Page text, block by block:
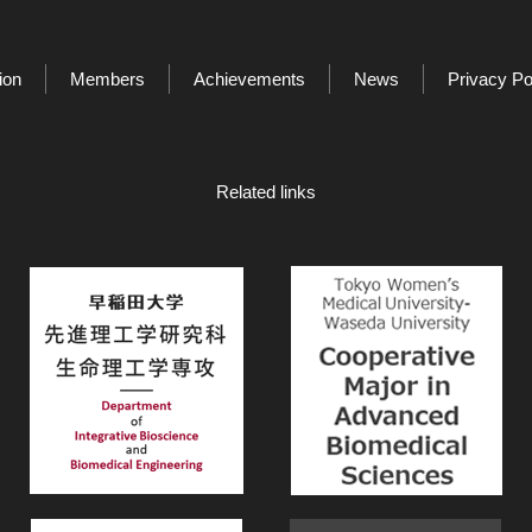
Members Achievements News Privacy
Related links